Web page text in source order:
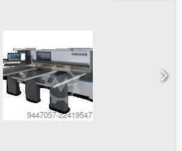
główny piły 15 kW (MS 430 L: 18,5
regulowany poziomo i pionowo z
- System szybkiej wymiany
tarczy piły - Posuw powrotny wózka
do przodu maks. 95 m/min - Posuw
95 m/min - Masa maszyny 6 t lub